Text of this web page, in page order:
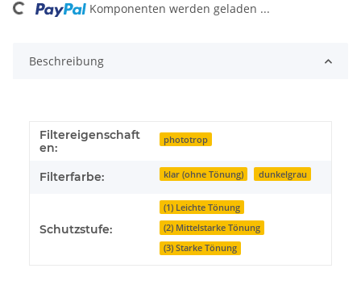
Loading... Komponenten werden geladen ...
Beschreibung
Filtereigenschaft
en:
phototrop
Filterfarbe: klar (ohne Tönung) dunkelgrau
Schutzstufe:
(1) Leichte Tönung
(2) Mittelstarke Tönung
(3) Starke Tönung